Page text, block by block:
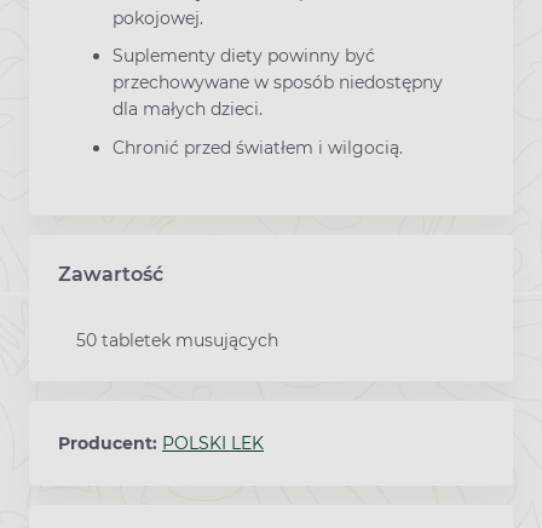
pokojowej.
Suplementy diety powinny być
przechowywane w sposób niedostępny
dla małych dzieci.
Chronić przed światłem i wilgocią.
Zawartość
50 tabletek musujących
Producent: POLSKI LEK